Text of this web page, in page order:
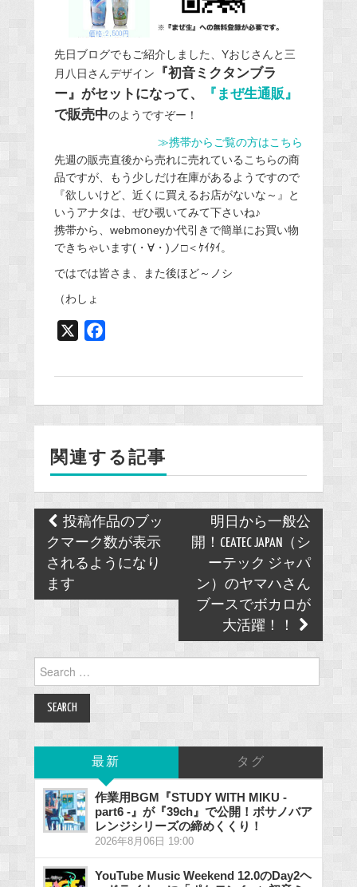
先日ブログでもご紹介しました、Yおじさんと三
月八日さんデザイン
『初音ミクタンブラ
ー』がセットになって、
『まぜ生通販』
で販売中のようですぞー！
≫携帯からご覧の方はこちら
先週の販売直後から売れに売れているこちらの商
品ですが、もう少しだけ在庫があるようですので
『欲しいけど、近くに買えるお店がないな～』と
いうアナタは、ぜひ覗いてみて下さいね♪
携帯から、webmoneyか代引きで簡単にお買い物
できちゃいます(・∀・)ノ□＜ｹｲﾀｲ。
ではでは皆さま、また後ほど～ノシ
（わしょ
o
k
関連する記事
Post
navigation
投稿作品のブッ
クマーク数が表示
されるようになり
ます
明日から一般公
開！CEATEC JAPAN（シ
ーテック ジャパ
ン）のヤマハさん
ブースでボカロが
大活躍！！
for:
最新 タグ
作業用BGM『STUDY WITH MIKU -
part6 -』が『39ch』で公開！ボサノバア
レンジシリーズの締めくくり！
2026年8月06日 19:00
YouTube Music Weekend 12.0のDay2ヘ